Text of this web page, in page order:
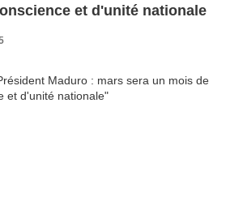
et d'unité nationale